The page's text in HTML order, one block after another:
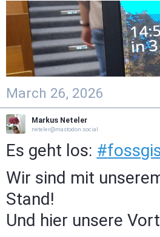
March 26, 2026
Markus Neteler
neteler@mastodon.social
Es geht los: #
Wir sind mit
Stand!
Und hier unsere